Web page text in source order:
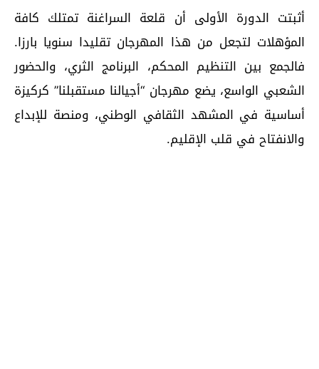
أثبتت الدورة الأولى أن قلعة السراغنة تمتلك كافة
المؤهلات لتجعل من هذا المهرجان تقليدا سنويا بارزا.
فالجمع بين التنظيم المحكم، البرنامج الثري، والحضور
الشعبي الواسع، يضع مهرجان “أجيالنا مستقبلنا” كركيزة
أساسية في المشهد الثقافي الوطني، ومنصة للإبداع
والانفتاح في قلب الإقليم.